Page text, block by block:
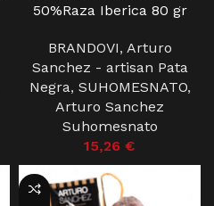
50%Raza Iberica 80 gr
BRANDOVI, Arturo
Sanchez - artisan Pata
Negra, SUHOMESNATO,
Arturo Sanchez
Suhomesnato
15,26 €